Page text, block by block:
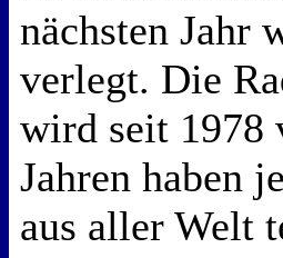
nächsten Jahr
verlegt. Die
wird seit 1978
Jahren haben
aus aller Welt